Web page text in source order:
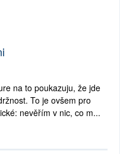
na to poukazuju, že jde
To je ovšem pro
nevěřím v nic, co m...